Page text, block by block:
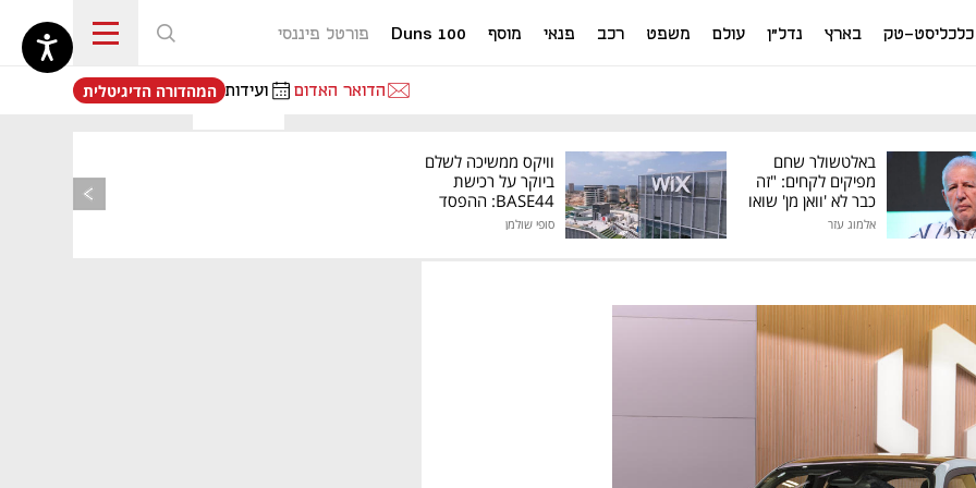
כלכליסט-טק בארץ נדל"ן עולם משפט רכב פנאי מוסף Duns 100 פורטל פיננסי
הדואר האדום ועידות
נפתח בכרטיסייה חדשה
המהדורה הדיגיטלית
באלטשולר שחם
מפיקים לקחים: "זה
כבר לא 'וואן מן' שואו
של גילעד"
אלמוג עזר
וויקס ממשיכה לשלם
ביוקר על רכישת
BASE44: ההפסד
סופי שולמן